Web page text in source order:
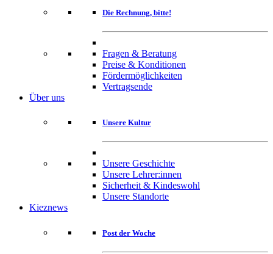
Die Rechnung, bitte!
Fragen & Beratung
Preise & Konditionen
Fördermöglichkeiten
Vertragsende
Über uns
Unsere Kultur
Unsere Geschichte
Unsere Lehrer:innen
Sicherheit & Kindeswohl
Unsere Standorte
Kieznews
Post der Woche